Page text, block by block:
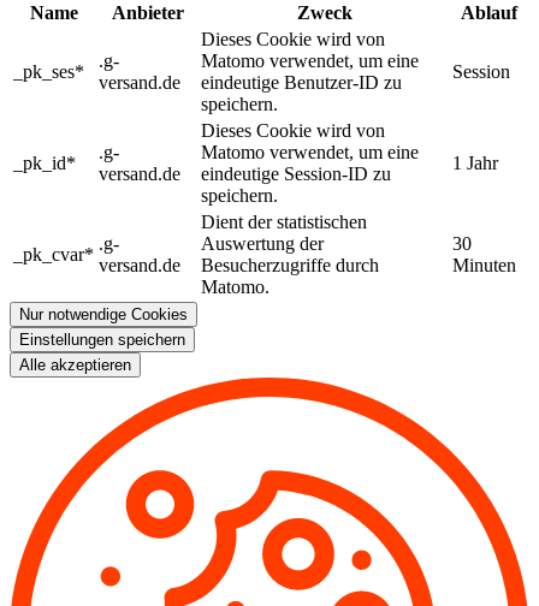
Name
Anbieter Zweck Ablauf
_pk_ses*
.g-
versand.de
Dieses Cookie wird von
Matomo verwendet, um eine
eindeutige Benutzer-ID zu
speichern.
Session
_pk_id*
.g-
versand.de
Dieses Cookie wird von
Matomo verwendet, um eine
eindeutige Session-ID zu
speichern.
1 Jahr
_pk_cvar*
.g-
versand.de
Dient der statistischen
Auswertung der
Besucherzugriffe durch
Matomo.
30
Minuten
Nur notwendige Cookies
Einstellungen speichern
Alle akzeptieren